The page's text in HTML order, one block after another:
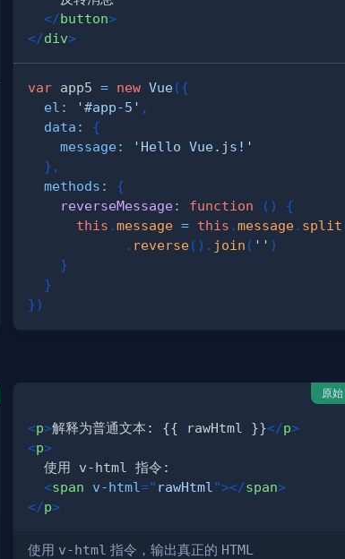
</button>
</div>
var app5 = new Vue({
el : '#app-5' ,
data :
{
message:
'Hello Vue.js!'
} ,
methods :
{
reverseMessage: function ( )
{
this .message = this .message. split
. reverse( ) . join ( '' )
}
}
})
原
<p>解释为普通文本: {{ rawHtml }}</p>
<p>
<span v-html=" rawHtml "></span>
</p>
使用 v-html 指令，输出真正的 HTML